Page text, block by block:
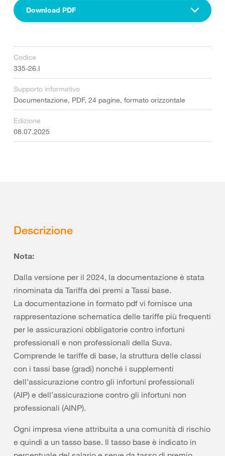
Download PDF
Codice
335-26.I
Supporto informativo
Documentazione, PDF, 24 pagine, formato orizzontale
Edizione
08.07.2025
Descrizione
Nota:
Dalla versione per il 2024, la documentazione è stata
rinominata da Tariffa dei premi a Tassi base.
La documentazione in formato pdf vi fornisce una
rappresentazione schematica delle tariffe più frequenti
per le assicurazioni obbligatorie contro infortuni
professionali e non professionali della Suva.
Comprende le tariffe di base, la struttura delle classi
con i tassi base (gradi) nonché i supplementi
dell’assicurazione contro gli infortuni professionali
(AIP) e dell’assicurazione contro gli infortuni non
professionali (AINP).
Ogni impresa viene attribuita a una comunità di rischio
e quindi a un tasso base. Il tasso base è indicato in